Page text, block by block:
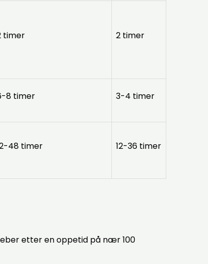
timer 2 timer
8 timer 3-4 timer
48 timer 12-36 timer
etter en oppetid på nær 100